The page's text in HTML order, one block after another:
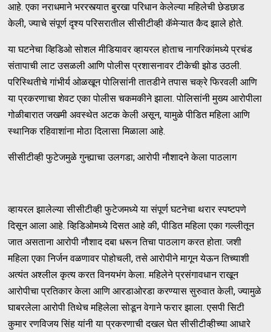
आहे. एका नराधमाने भररस्त्यात बुरखा परिधान केलेल्या महिलेची छेडछाड
केली, ज्याचे संपूर्ण दृश्य परिसरातील सीसीटीव्ही कॅमेऱ्यात कैद झाले होते.
या घटनेचा व्हिडिओ सोशल मीडियावर व्हायरल होताच नागरिकांमध्ये प्रचंड
संतापाची लाट उसळली आणि पोलीस प्रशासनावर टीकेची झोड उठली.
परिस्थितीचे गांभीर्य ओळखून पोलिसांनी तातडीने तपास चक्रे फिरवली आणि
या प्रकरणाचा शेवट एका पोलीस चकमकीने झाला. पोलिसांनी मुख्य आरोपीला
गोळीबारात जखमी अवस्थेत अटक केली असून, यामुळे पीडित महिला आणि
स्थानिक रहिवाशांना मोठा दिलासा मिळाला आहे.
सीसीटीव्ही फुटेजमुळे गुन्ह्याचा उलगडा; आरोपी नौशादने केला पाठलाग
व्हायरल झालेल्या सीसीटीव्ही फुटेजमध्ये या संपूर्ण घटनेचा थरार स्पष्टपणे
दिसून आला आहे. व्हिडिओमध्ये दिसत आहे की, पीडित महिला एका गल्लीतून
जात असताना आरोपी नौशाद दबा धरून तिचा पाठलाग करत होता. जशी
महिला एका निर्जन वळणावर पोहोचली, तसे आरोपीने मागून येऊन तिच्याशी
अत्यंत अश्लील कृत्य करत विनयभंग केला. महिलेने प्रसंगावधान राखून
आरोपीचा प्रतिकार केला आणि आरडाओरडा करण्यास सुरुवात केली, ज्यामुळे
घाबरलेला आरोपी तिथेच महिलेला सोडून वेगाने फरार झाला. एसपी सिटी
कुमार रणविजय सिंह यांनी या प्रकरणाची दखल घेत सीसीटीव्हीच्या आधारे